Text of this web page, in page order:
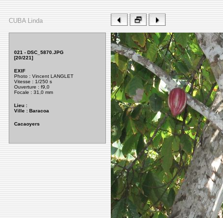
CUBA Linda
021 - DSC_5870.JPG
[20/221]
EXIF
Photo : Vincent LANGLET
Vitesse : 1/250 s
Ouverture : f9,0
Focale : 31,0 mm
Lieu :
Ville : Baracoa
Cacaoyers